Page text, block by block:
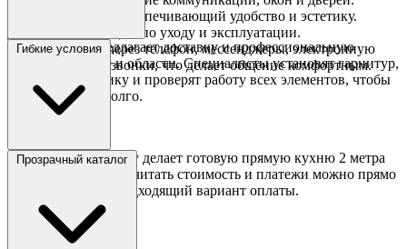
Создадут проект, обеспечивающий удобство и эстетику.
Дадут рекомендации по уходу и эксплуатации.
Связь доступна через телефон, мессенджеры, электронную
почту или видеозвонки, что делает общение комфортным.
Гипермаркет предлагает доставку и профессиональную
сборку в Москве и области. Специалисты установят гарнитур,
подключат технику и проверят работу всех элементов, чтобы
кухня служила долго.
Гибкие условия
Покупка в рассрочку делает готовую прямую кухню 2 метра
еще доступнее. Рассчитать стоимость и платежи можно прямо
на сайте, выбрав подходящий вариант оплаты.
Прозрачный каталог